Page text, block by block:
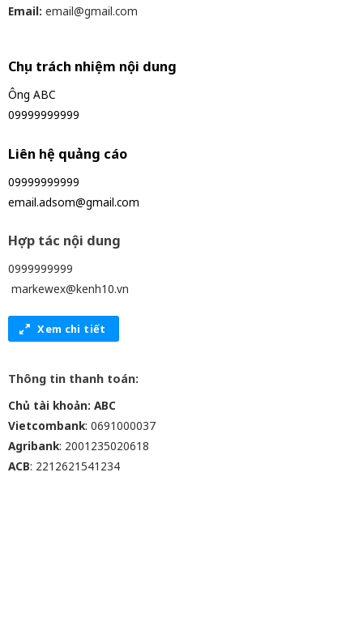
Email: email@gmail.com
Chịu trách nhiệm nội dung
Ông ABC
09999999999
Liên hệ quảng cáo
09999999999
email.adsom@gmail.com
Hợp tác nội dung
0999999999
markewex@kenh10.vn
Xem chi tiết
Thông tin thanh toán:
Chủ tài khoản: ABC
Vietcombank: 0691000037
Agribank: 2001235020618
ACB: 2212621541234